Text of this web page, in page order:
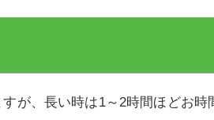
が、長い時は1～2時間ほどお時